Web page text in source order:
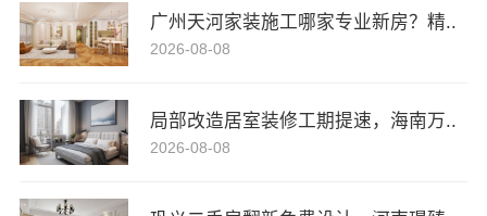
广州天河家装施工哪家专业新房？精..
2026-08-08
局部改造居室装修工期提速，海南万..
2026-08-08